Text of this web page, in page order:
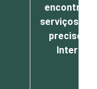
encontrou
serviços de
precisou
Internet